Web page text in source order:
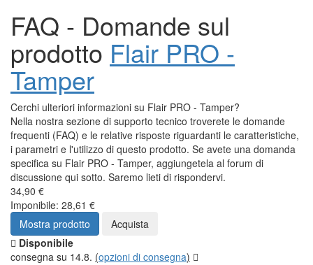
FAQ - Domande sul
prodotto Flair PRO -
Tamper
Cerchi ulteriori informazioni su Flair PRO - Tamper?
Nella nostra sezione di supporto tecnico troverete le domande
frequenti (FAQ) e le relative risposte riguardanti le caratteristiche,
i parametri e l'utilizzo di questo prodotto. Se avete una domanda
specifica su Flair PRO - Tamper, aggiungetela al forum di
discussione qui sotto. Saremo lieti di rispondervi.
34,90 €
Imponibile: 28,61 €
Mostra prodotto
Acquista
Disponibile
consegna su 14.8. (opzioni di consegna)